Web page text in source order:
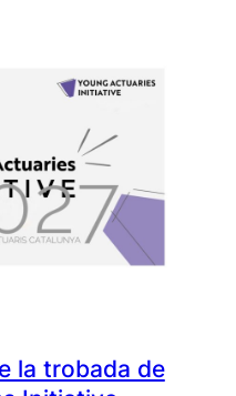
la trobada de